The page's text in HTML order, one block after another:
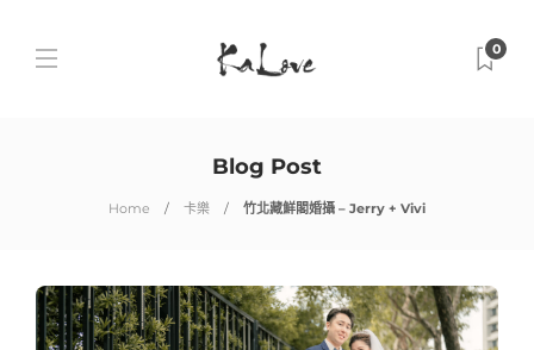
0
Blog Post
Home 卡樂 竹北藏鮮閣婚攝 – Jerry + Vivi